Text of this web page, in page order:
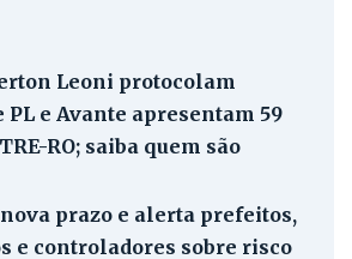
Leoni protocolam
PL e Avante apresentam 59
RO; saiba quem são
prazo e alerta prefeitos,
e controladores sobre risco